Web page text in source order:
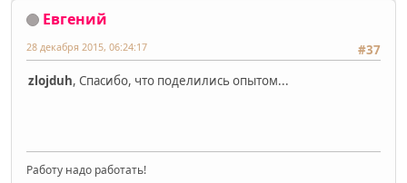
Евгений
#37
28 декабря 2015, 06:24:17
zlojduh, Спасибо, что поделились опытом...
Работу надо работать!